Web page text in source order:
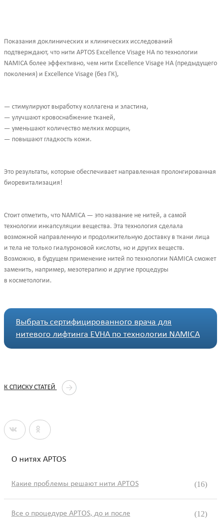
Показания доклинических и клинических исследований
подтверждают, что нити APTOS Excellence Visage HA по технологии
NAMICA более эффективно, чем нити Excellence Visage HA (предыдущего
поколения) и Excellence Visage (без ГК),
— стимулируют выработку коллагена и эластина,
— улучшают кровоснабжение тканей,
— уменьшают количество мелких морщин,
— повышают гладкость кожи.
Это результаты, которые обеспечивает направленная пролонгированная
биоревитализация!
Стоит отметить, что NAMICA — это название не нитей, а самой
технологии инкапсуляции вещества. Эта технология сделала
возможной направленную и продолжительную доставку в ткани лица
и тела не только гиалуроновой кислоты, но и других веществ.
Возможно, в будущем применение нитей по технологии NAMICA сможет
заменить, например, мезотерапию и другие процедуры
в косметологии.
Выбрать сертифицированного врача для
нитевого лифтинга EVHA по технологии NAMICA
К СПИСКУ СТАТЕЙ
О нитях APTOS
Какие проблемы решают нити APTOS (16)
Все о процедуре APTOS, до и после (12)